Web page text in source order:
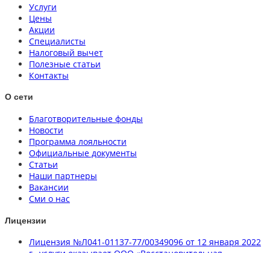
Услуги
Цены
Акции
Специалисты
Налоговый вычет
Полезные статьи
Контакты
О сети
Благотворительные фонды
Новости
Программа лояльности
Официальные документы
Статьи
Наши партнеры
Вакансии
Сми о нас
Лицензии
Лицензия №Л041-01137-77/00349096 от 12 января 2022